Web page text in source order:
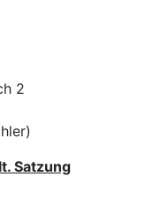
2
Satzung